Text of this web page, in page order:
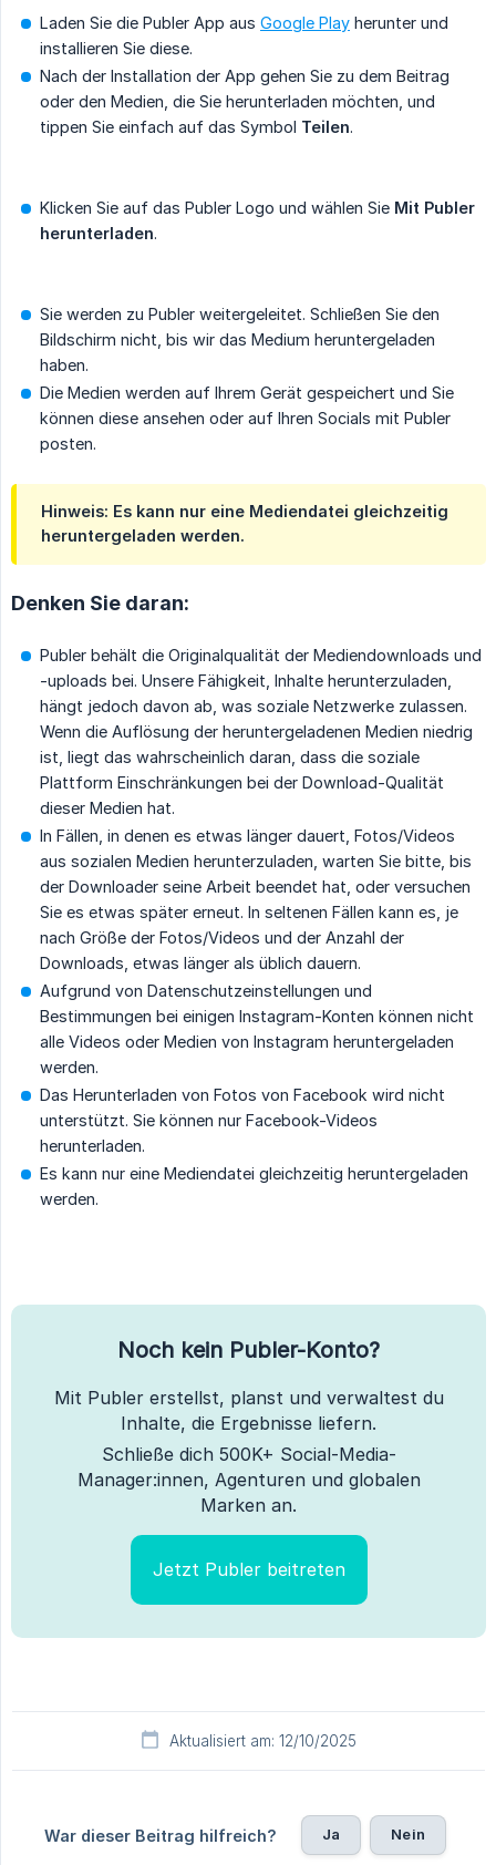
Laden Sie die Publer App aus Google Play herunter und
installieren Sie diese.
Nach der Installation der App gehen Sie zu dem Beitrag
oder den Medien, die Sie herunterladen möchten, und
tippen Sie einfach auf das Symbol Teilen.
Klicken Sie auf das Publer Logo und wählen Sie Mit Publer
herunterladen.
Sie werden zu Publer weitergeleitet. Schließen Sie den
Bildschirm nicht, bis wir das Medium heruntergeladen
haben.
Die Medien werden auf Ihrem Gerät gespeichert und Sie
können diese ansehen oder auf Ihren Socials mit Publer
posten.
Hinweis: Es kann nur eine Mediendatei gleichzeitig
heruntergeladen werden.
Denken Sie daran:
Publer behält die Originalqualität der Mediendownloads und
-uploads bei. Unsere Fähigkeit, Inhalte herunterzuladen,
hängt jedoch davon ab, was soziale Netzwerke zulassen.
Wenn die Auflösung der heruntergeladenen Medien niedrig
ist, liegt das wahrscheinlich daran, dass die soziale
Plattform Einschränkungen bei der Download-Qualität
dieser Medien hat.
In Fällen, in denen es etwas länger dauert, Fotos/Videos
aus sozialen Medien herunterzuladen, warten Sie bitte, bis
der Downloader seine Arbeit beendet hat, oder versuchen
Sie es etwas später erneut. In seltenen Fällen kann es, je
nach Größe der Fotos/Videos und der Anzahl der
Downloads, etwas länger als üblich dauern.
Aufgrund von Datenschutzeinstellungen und
Bestimmungen bei einigen Instagram-Konten können nicht
alle Videos oder Medien von Instagram heruntergeladen
werden.
Das Herunterladen von Fotos von Facebook wird nicht
unterstützt. Sie können nur Facebook-Videos
herunterladen.
Es kann nur eine Mediendatei gleichzeitig heruntergeladen
werden.
Noch kein Publer-Konto?
Mit Publer erstellst, planst und verwaltest du
Inhalte, die Ergebnisse liefern.
Schließe dich 500K+ Social-Media-
Manager:innen, Agenturen und globalen
Marken an.
Jetzt Publer beitreten
Aktualisiert am: 12/10/2025
War dieser Beitrag hilfreich? Ja Nein